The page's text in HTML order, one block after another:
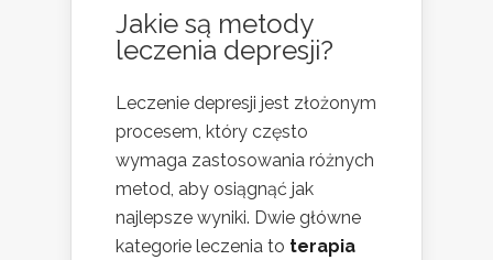
Jakie są metody
leczenia depresji?
Leczenie depresji jest złożonym
procesem, który często
wymaga zastosowania różnych
metod, aby osiągnąć jak
najlepsze wyniki. Dwie główne
kategorie leczenia to terapia